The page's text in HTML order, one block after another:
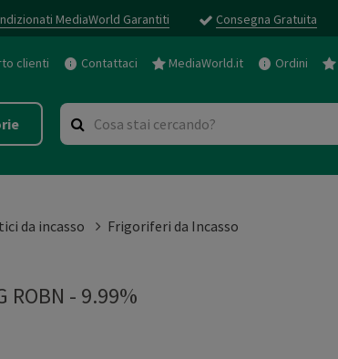
MediaWorld Garantiti Consegna Gratuita
clienti Contattaci MediaWorld.it Ordini
da incasso
Frigoriferi da Incasso
ROBN - 9.99%